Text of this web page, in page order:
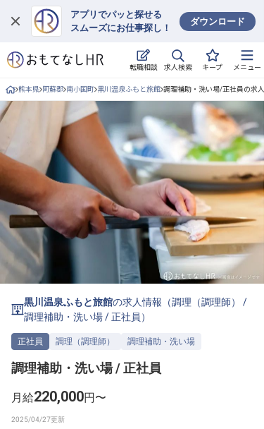
アプリでパッと探せる
スムーズにお仕事探し！
ダウンロード
転職相談 求人検索 キープ メニュー
ログイン
求人・施設を探す
キープした求人
就職・転職 合同説明会
おもてなしHRについて
ご利用の流れ
ホテル・宿泊業界情報コラム
無料 転職サポートに申し込む
採用をお考えの企業様へ
熊本県 阿蘇郡 南小国町 黒川温泉ふもと旅館 調理補助・洗い場/正社員の求人
黒川温泉ふもと旅館の求人情報（調理（調理師）
/
調理補助・洗い場/正社員 ）
正社員 調理（調理師） 調理補助・洗い場
調理補助・洗い場 / 正社員
月給220,000円〜